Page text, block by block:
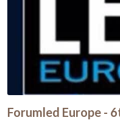
Forumled Europe -